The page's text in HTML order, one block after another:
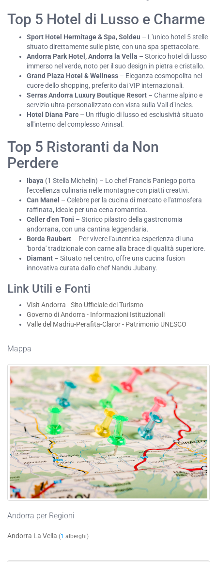
Top 5 Hotel di Lusso e Charme
Sport Hotel Hermitage & Spa, Soldeu – L'unico hotel 5 stelle
situato direttamente sulle piste, con una spa spettacolare.
Andorra Park Hotel, Andorra la Vella – Storico hotel di lusso
immerso nel verde, noto per il suo design in pietra e cristallo.
Grand Plaza Hotel & Wellness – Eleganza cosmopolita nel
cuore dello shopping, preferito dai VIP internazionali.
Serras Andorra Luxury Boutique Resort – Charme alpino e
servizio ultra-personalizzato con vista sulla Vall d'Incles.
Hotel Diana Parc – Un rifugio di lusso ed esclusività situato
all'interno del complesso Arinsal.
Top 5 Ristoranti da Non
Perdere
Ibaya (1 Stella Michelin) – Lo chef Francis Paniego porta
l'eccellenza culinaria nelle montagne con piatti creativi.
Can Manel – Celebre per la cucina di mercato e l'atmosfera
raffinata, ideale per una cena romantica.
Celler d'en Toni – Storico pilastro della gastronomia
andorrana, con una cantina leggendaria.
Borda Raubert – Per vivere l'autentica esperienza di una
'borda' tradizionale con carne alla brace di qualità superiore.
Diamant – Situato nel centro, offre una cucina fusion
innovativa curata dallo chef Nandu Jubany.
Link Utili e Fonti
Visit Andorra - Sito Ufficiale del Turismo
Governo di Andorra - Informazioni Istituzionali
Valle del Madriu-Perafita-Claror - Patrimonio UNESCO
Mappa
Andorra per Regioni
Andorra La Vella (1 alberghi)